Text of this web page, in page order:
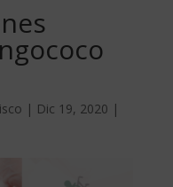
| Dic 19, 2020 |